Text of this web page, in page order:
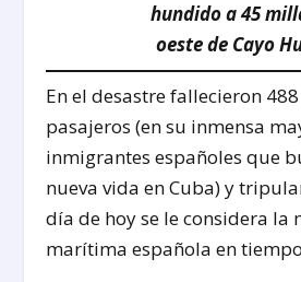
hundido a 45
oeste de Cayo
En el desastre fallecieron
pasajeros (en su inmensa
inmigrantes españoles que
nueva vida en Cuba) y
día de hoy se le considera la
marítima española en